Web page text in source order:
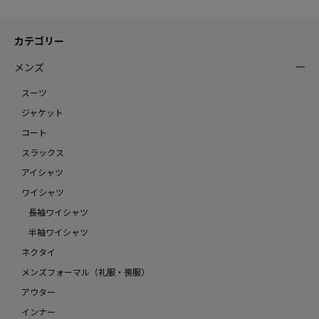
カテゴリー
メンズ
スーツ
ジャケット
コート
スラックス
アイシャツ
ワイシャツ
長袖ワイシャツ
半袖ワイシャツ
ネクタイ
メンズフォーマル（礼服・喪服）
アウター
インナー